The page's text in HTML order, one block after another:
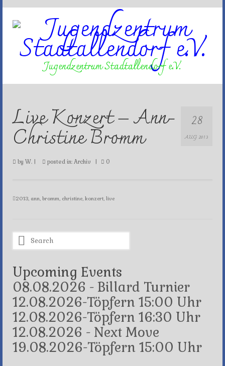
Jugendzentrum Stadtallendorf e.V.
28
AUG 2013
Live Konzert – Ann-
Christine Bromm
by W. posted in: Archiv 0
2013, ann, bromm, christine, konzert, live
Search
for:
Upcoming Events
08.08.2026 - Billard Turnier
12.08.2026-Töpfern 15:00 Uhr
12.08.2026-Töpfern 16:30 Uhr
12.08.2026 - Next Move
19.08.2026-Töpfern 15:00 Uhr